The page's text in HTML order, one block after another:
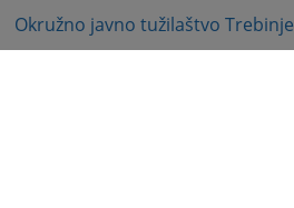
Okružno javno tužilaštvo Trebinje